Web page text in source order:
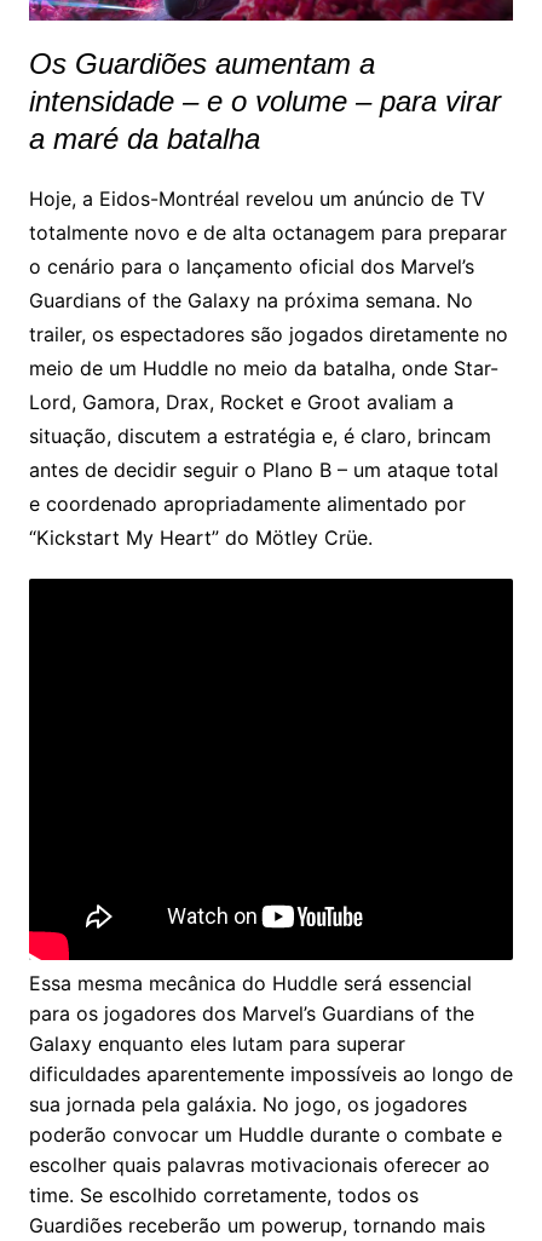
Os Guardiões aumentam a
intensidade – e o volume – para virar
a maré da batalha
Hoje, a Eidos-Montréal revelou um anúncio de TV
totalmente novo e de alta octanagem para preparar
o cenário para o lançamento oficial dos Marvel’s
Guardians of the Galaxy na próxima semana. No
trailer, os espectadores são jogados diretamente no
meio de um Huddle no meio da batalha, onde Star-
Lord, Gamora, Drax, Rocket e Groot avaliam a
situação, discutem a estratégia e, é claro, brincam
antes de decidir seguir o Plano B – um ataque total
e coordenado apropriadamente alimentado por
“Kickstart My Heart” do Mötley Crüe.
Essa mesma mecânica do Huddle será essencial
para os jogadores dos Marvel’s Guardians of the
Galaxy enquanto eles lutam para superar
dificuldades aparentemente impossíveis ao longo de
sua jornada pela galáxia. No jogo, os jogadores
poderão convocar um Huddle durante o combate e
escolher quais palavras motivacionais oferecer ao
time. Se escolhido corretamente, todos os
Guardiões receberão um powerup, tornando mais